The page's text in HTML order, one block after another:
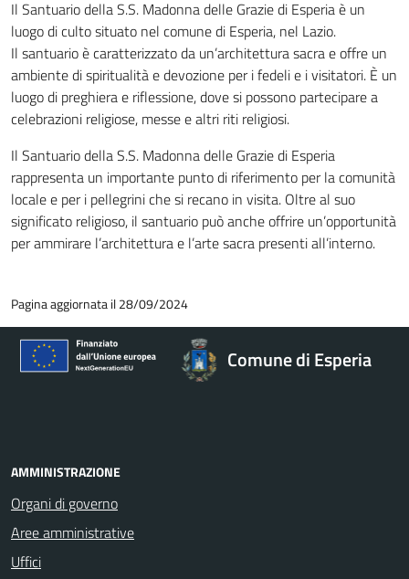
Il Santuario della S.S. Madonna delle Grazie di Esperia è un
luogo di culto situato nel comune di Esperia, nel Lazio.
Il santuario è caratterizzato da un’architettura sacra e offre un
ambiente di spiritualità e devozione per i fedeli e i visitatori. È un
luogo di preghiera e riflessione, dove si possono partecipare a
celebrazioni religiose, messe e altri riti religiosi.
Il Santuario della S.S. Madonna delle Grazie di Esperia
rappresenta un importante punto di riferimento per la comunità
locale e per i pellegrini che si recano in visita. Oltre al suo
significato religioso, il santuario può anche offrire un’opportunità
per ammirare l’architettura e l’arte sacra presenti all’interno.
Pagina aggiornata il 28/09/2024
Comune di Esperia
AMMINISTRAZIONE
Organi di governo
Aree amministrative
Uffici